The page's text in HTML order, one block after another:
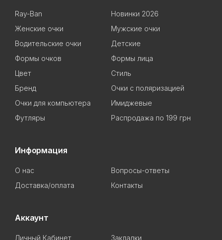
Ray-Ban
Новинки 2026
Женские очки
Мужские очки
Водительские очки
Детские
Формы очков
Формы лица
Цвет
Стиль
Бренд
Очки с поляризацией
Очки для компьютера
Имиджевые
Футляры
Распродажа по 199 грн
Информация
О нас
Вопросы-ответы
Доставка/оплата
Контакты
Аккаунт
Личный Кабинет Закладки